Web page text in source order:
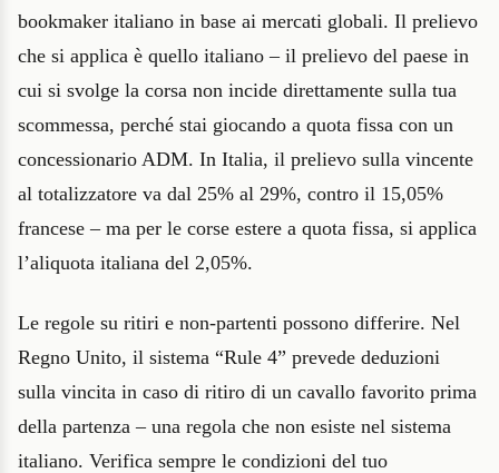
bookmaker italiano in base ai mercati globali. Il prelievo
che si applica è quello italiano – il prelievo del paese in
cui si svolge la corsa non incide direttamente sulla tua
scommessa, perché stai giocando a quota fissa con un
concessionario ADM. In Italia, il prelievo sulla vincente
al totalizzatore va dal 25% al 29%, contro il 15,05%
francese – ma per le corse estere a quota fissa, si applica
l’aliquota italiana del 2,05%.
Le regole su ritiri e non-partenti possono differire. Nel
Regno Unito, il sistema “Rule 4” prevede deduzioni
sulla vincita in caso di ritiro di un cavallo favorito prima
della partenza – una regola che non esiste nel sistema
italiano. Verifica sempre le condizioni del tuo